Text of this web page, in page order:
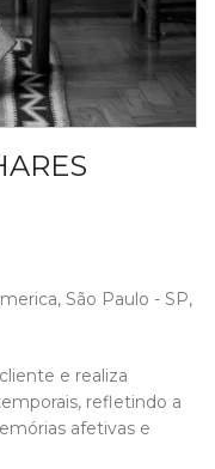
São Paulo - SP,
e realiza
refletindo a
afetivas e